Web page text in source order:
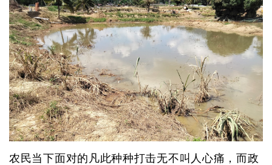
农民当下面对的凡此种种打击无不叫人心痛，而政